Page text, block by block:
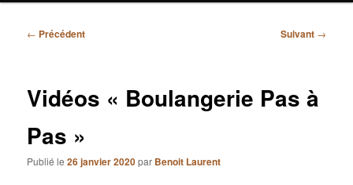
Navigation
← Précédent Suivant →
Vidéos « Boulangerie Pas à
Pas »
Publié le26 janvier 2020par Benoit Laurent